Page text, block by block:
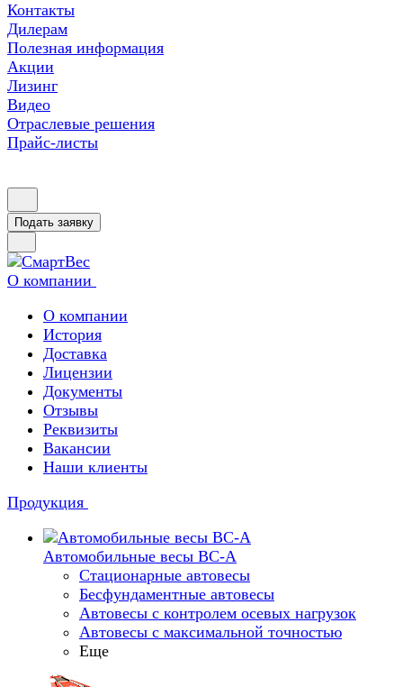
Контакты
Дилерам
Полезная информация
Акции
Лизинг
Видео
Отраслевые решения
Прайс-листы
Подать заявку
О компании
О компании
История
Доставка
Лицензии
Документы
Отзывы
Реквизиты
Вакансии
Наши клиенты
Продукция
Автомобильные весы ВС-А
Стационарные автовесы
Бесфундаментные автовесы
Автовесы с контролем осевых нагрузок
Автовесы с максимальной точностью
Еще